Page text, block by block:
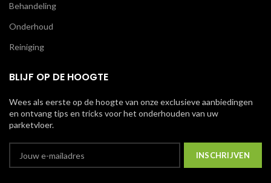
Behandeling
Onderhoud
Reiniging
BLIJF OP DE HOOGTE
Wees als eerste op de hoogte van onze exclusieve aanbiedingen
en ontvang tips en tricks voor het onderhouden van uw
parketvloer.